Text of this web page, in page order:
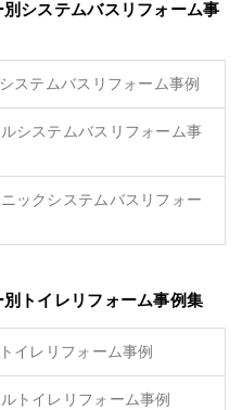
システムバスリフォーム事
ステムバスリフォーム事例
システムバスリフォーム事
ックシステムバスリフォー
トイレリフォーム事例集
イレリフォーム事例
トイレリフォーム事例